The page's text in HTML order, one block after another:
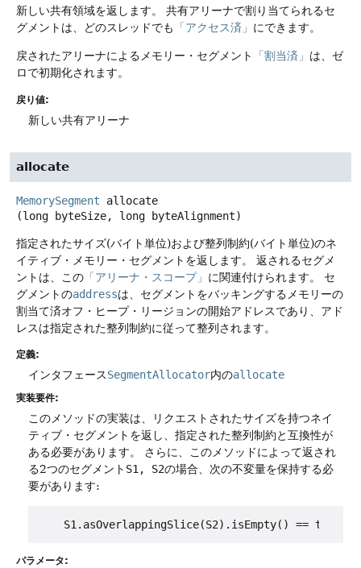
新しい共有領域を返します。
共有アリーナで割り当てられるセ
グメントは、どのスレッドでも
「アクセス済」 にできます。
戻されたアリーナによるメモリー・セグメント 「割当済」 は、ゼ
ロで初期化されます。
戻り値:
新しい共有アリーナ
allocate
MemorySegment
allocate
(long byteSize, long byteAlignment)
指定されたサイズ(バイト単位)および整列制約(バイト単位)のネ
イティブ・メモリー・セグメントを返します。
返されるセグメ
ントは、この 「アリーナ・スコープ」 に関連付けられます。
セ
グメントのaddressは、セグメントをバッキングするメモリーの
割当て済オフ・ヒープ・リージョンの開始アドレスであり、アド
レスは指定された整列制約に従って整列されます。
定義:
インタフェースSegmentAllocator内のallocate
実装要件:
このメソッドの実装は、リクエストされたサイズを持つネイ
ティブ・セグメントを返し、指定された整列制約と互換性が
ある必要があります。
さらに、このメソッドによって返され
る2つのセグメント S1, S2の場合、次の不変量を保持する必
要があります:
パラメータ: